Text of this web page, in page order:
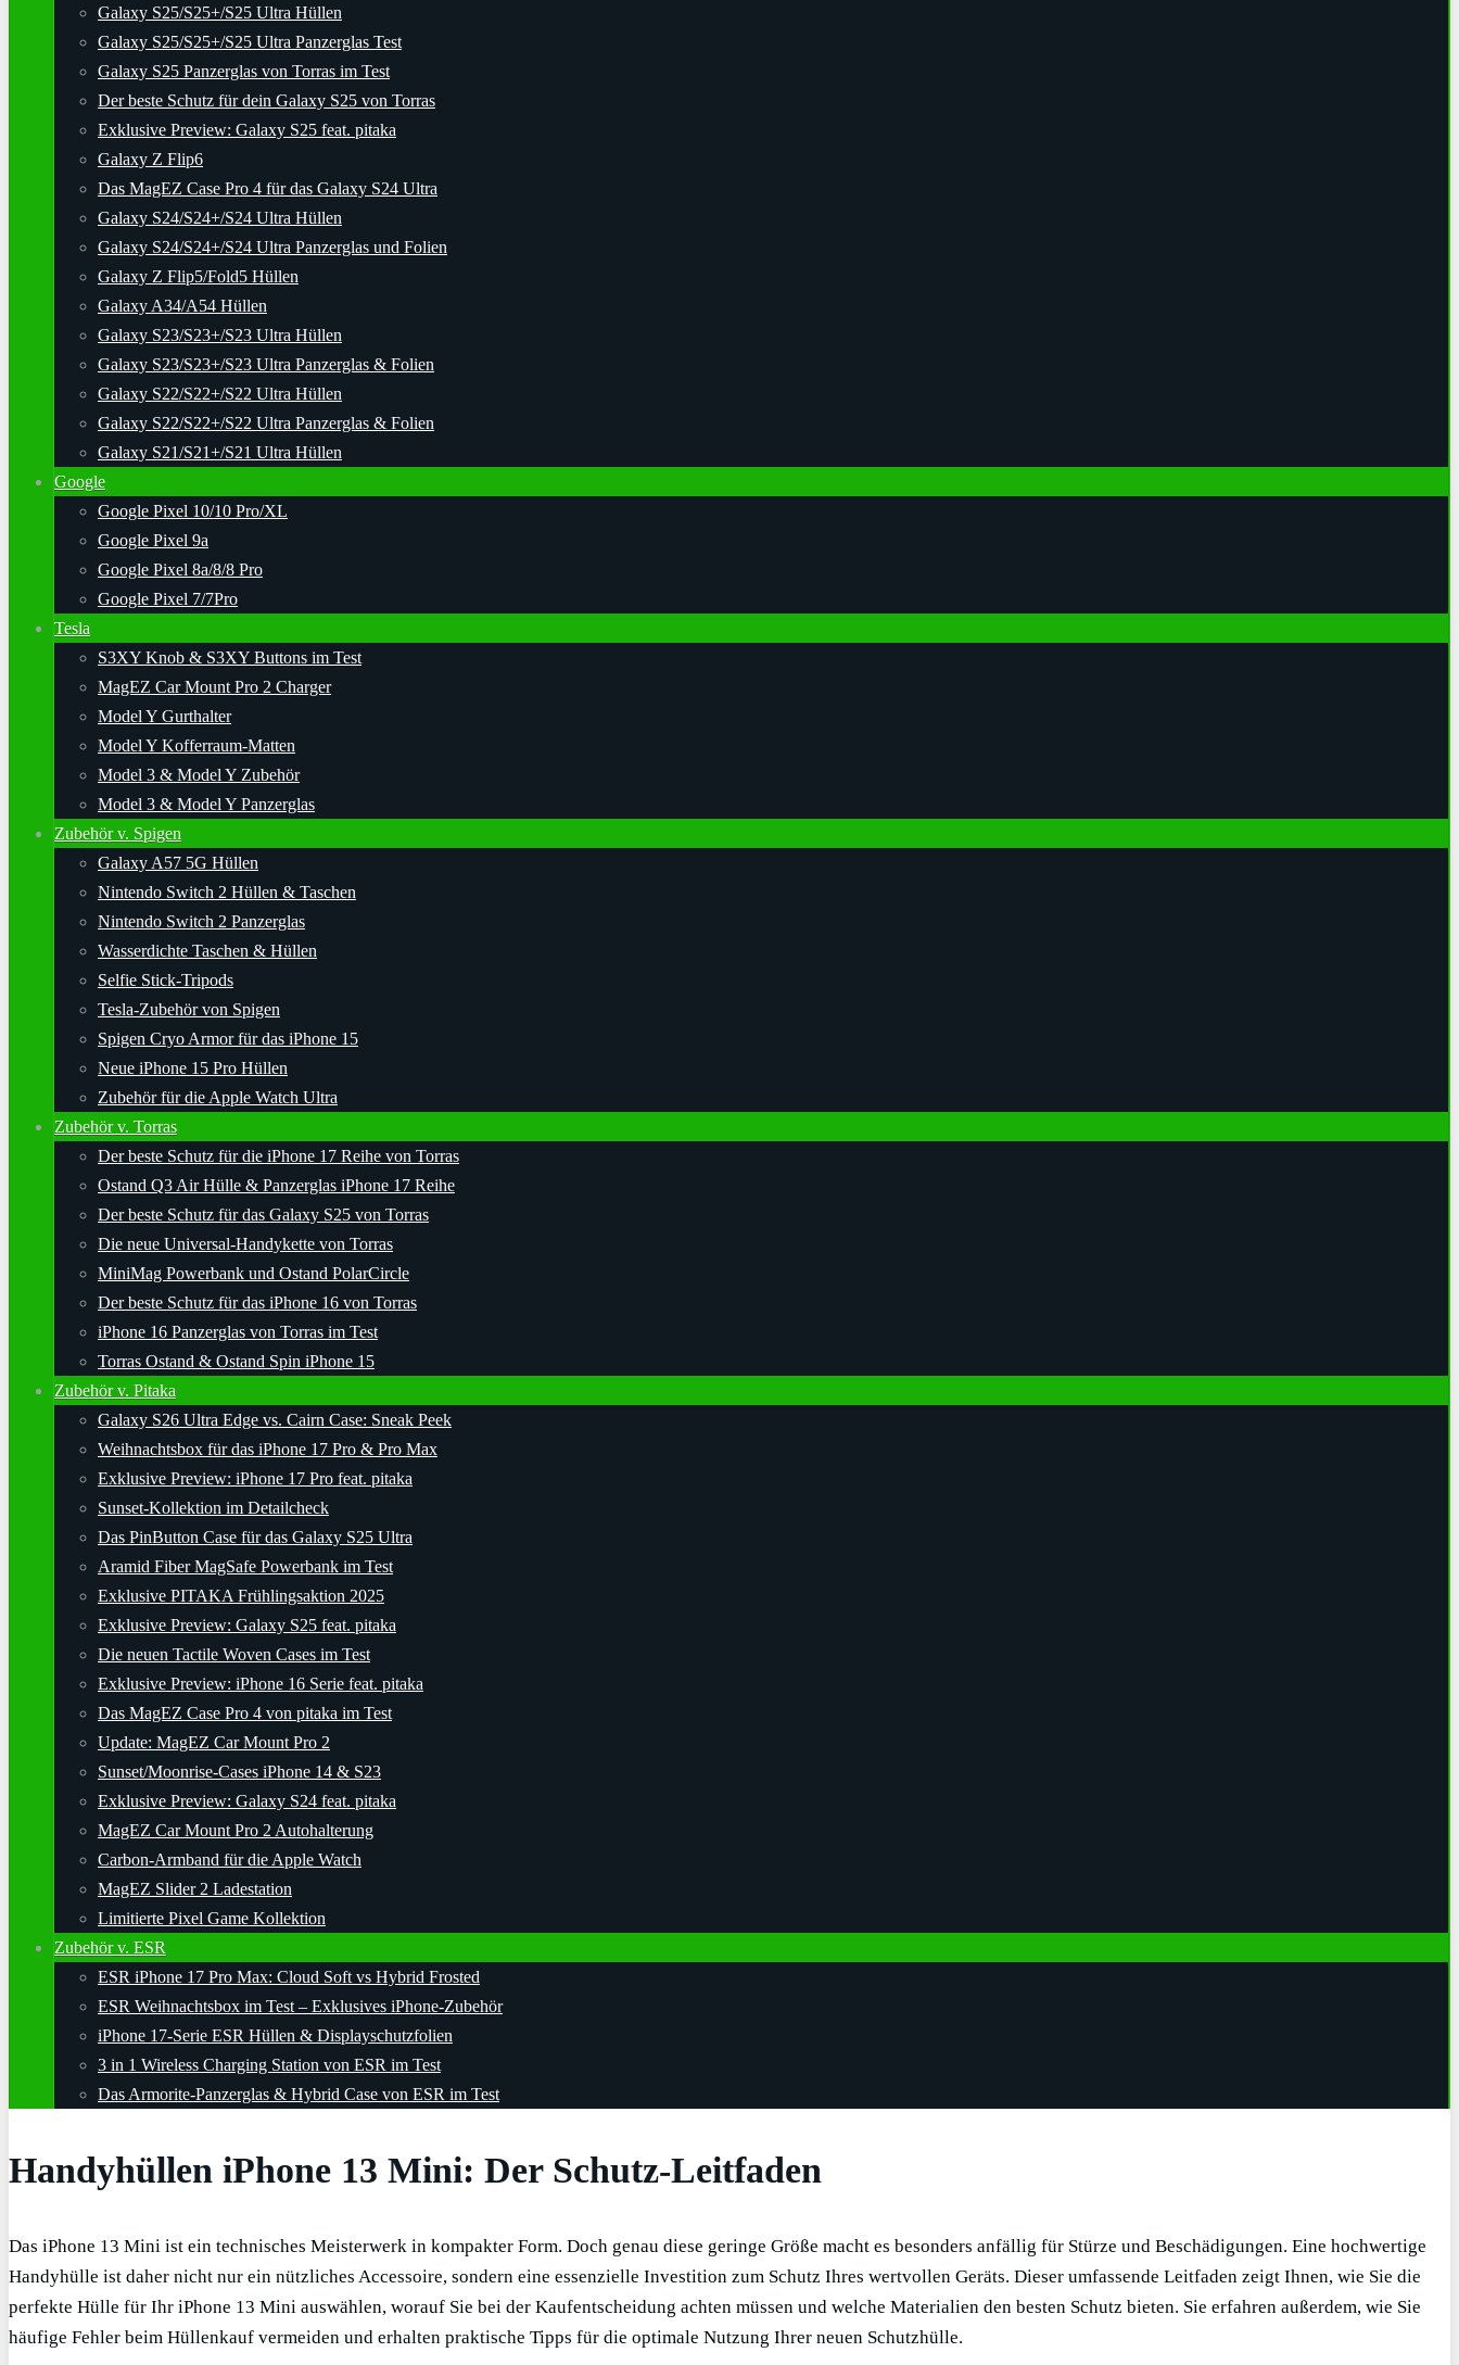
Galaxy S25/S25+/S25 Ultra Hüllen
Galaxy S25/S25+/S25 Ultra Panzerglas Test
Galaxy S25 Panzerglas von Torras im Test
Der beste Schutz für dein Galaxy S25 von Torras
Exklusive Preview: Galaxy S25 feat. pitaka
Galaxy Z Flip6
Das MagEZ Case Pro 4 für das Galaxy S24 Ultra
Galaxy S24/S24+/S24 Ultra Hüllen
Galaxy S24/S24+/S24 Ultra Panzerglas und Folien
Galaxy Z Flip5/Fold5 Hüllen
Galaxy A34/A54 Hüllen
Galaxy S23/S23+/S23 Ultra Hüllen
Galaxy S23/S23+/S23 Ultra Panzerglas & Folien
Galaxy S22/S22+/S22 Ultra Hüllen
Galaxy S22/S22+/S22 Ultra Panzerglas & Folien
Galaxy S21/S21+/S21 Ultra Hüllen
Google
Google Pixel 10/10 Pro/XL
Google Pixel 9a
Google Pixel 8a/8/8 Pro
Google Pixel 7/7Pro
Tesla
S3XY Knob & S3XY Buttons im Test
MagEZ Car Mount Pro 2 Charger
Model Y Gurthalter
Model Y Kofferraum-Matten
Model 3 & Model Y Zubehör
Model 3 & Model Y Panzerglas
Zubehör v. Spigen
Galaxy A57 5G Hüllen
Nintendo Switch 2 Hüllen & Taschen
Nintendo Switch 2 Panzerglas
Wasserdichte Taschen & Hüllen
Selfie Stick-Tripods
Tesla-Zubehör von Spigen
Spigen Cryo Armor für das iPhone 15
Neue iPhone 15 Pro Hüllen
Zubehör für die Apple Watch Ultra
Zubehör v. Torras
Der beste Schutz für die iPhone 17 Reihe von Torras
Ostand Q3 Air Hülle & Panzerglas iPhone 17 Reihe
Der beste Schutz für das Galaxy S25 von Torras
Die neue Universal-Handykette von Torras
MiniMag Powerbank und Ostand PolarCircle
Der beste Schutz für das iPhone 16 von Torras
iPhone 16 Panzerglas von Torras im Test
Torras Ostand & Ostand Spin iPhone 15
Zubehör v. Pitaka
Galaxy S26 Ultra Edge vs. Cairn Case: Sneak Peek
Weihnachtsbox für das iPhone 17 Pro & Pro Max
Exklusive Preview: iPhone 17 Pro feat. pitaka
Sunset-Kollektion im Detailcheck
Das PinButton Case für das Galaxy S25 Ultra
Aramid Fiber MagSafe Powerbank im Test
Exklusive PITAKA Frühlingsaktion 2025
Exklusive Preview: Galaxy S25 feat. pitaka
Die neuen Tactile Woven Cases im Test
Exklusive Preview: iPhone 16 Serie feat. pitaka
Das MagEZ Case Pro 4 von pitaka im Test
Update: MagEZ Car Mount Pro 2
Sunset/Moonrise-Cases iPhone 14 & S23
Exklusive Preview: Galaxy S24 feat. pitaka
MagEZ Car Mount Pro 2 Autohalterung
Carbon-Armband für die Apple Watch
MagEZ Slider 2 Ladestation
Limitierte Pixel Game Kollektion
Zubehör v. ESR
ESR iPhone 17 Pro Max: Cloud Soft vs Hybrid Frosted
ESR Weihnachtsbox im Test – Exklusives iPhone-Zubehör
iPhone 17-Serie ESR Hüllen & Displayschutzfolien
3 in 1 Wireless Charging Station von ESR im Test
Das Armorite-Panzerglas & Hybrid Case von ESR im Test
Handyhüllen iPhone 13 Mini: Der Schutz-Leitfaden
Das iPhone 13 Mini ist ein technisches Meisterwerk in kompakter Form. Doch genau diese geringe Größe macht es besonders anfällig für Stürze und Beschädigungen. Eine hochwertige
Handyhülle ist daher nicht nur ein nützliches Accessoire, sondern eine essenzielle Investition zum Schutz Ihres wertvollen Geräts. Dieser umfassende Leitfaden zeigt Ihnen, wie Sie die
perfekte Hülle für Ihr iPhone 13 Mini auswählen, worauf Sie bei der Kaufentscheidung achten müssen und welche Materialien den besten Schutz bieten. Sie erfahren außerdem, wie Sie
häufige Fehler beim Hüllenkauf vermeiden und erhalten praktische Tipps für die optimale Nutzung Ihrer neuen Schutzhülle.